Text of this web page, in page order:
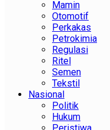
Mamin
Otomotif
Perkakas
Petrokimia
Regulasi
Ritel
Semen
Tekstil
Nasional
Politik
Hukum